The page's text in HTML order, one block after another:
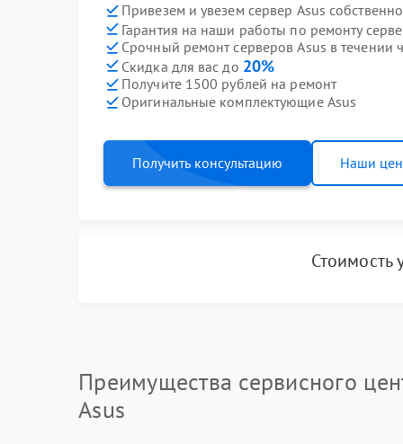
Привезем и увезем сервер Asus
Гарантия на наши работы по ремонту
Срочный ремонт серверов Asus в течении
Скидка для вас до 20%
Получите 1500 рублей на ремонт
Оригинальные комплектующие Asus
Получить консультацию Наши
Стоимость
Преимущества сервисного
Asus